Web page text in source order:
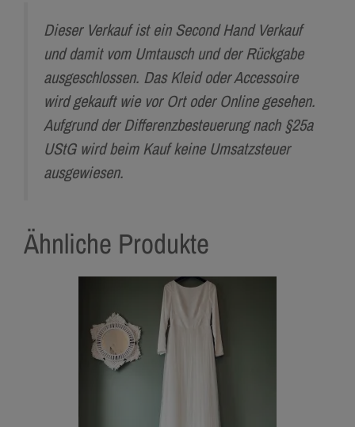
Dieser Verkauf ist ein Second Hand Verkauf
und damit vom Umtausch und der Rückgabe
ausgeschlossen. Das Kleid oder Accessoire
wird gekauft wie vor Ort oder Online gesehen.
Aufgrund der Differenzbesteuerung nach §25a
UStG wird beim Kauf keine Umsatzsteuer
ausgewiesen.
Ähnliche Produkte